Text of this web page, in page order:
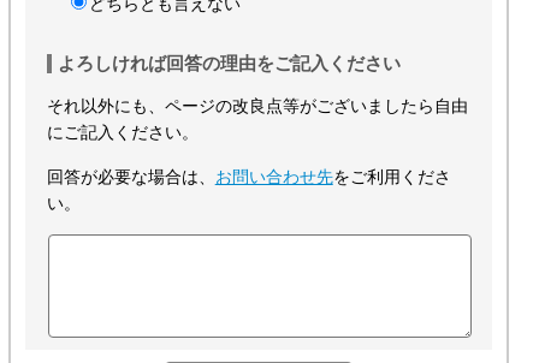
よろしければ回答の理由をご記入ください
それ以外にも、ページの改良点等がございましたら自由
にご記入ください。
回答が必要な場合は、 お問い合わせ先をご利用くださ
い。